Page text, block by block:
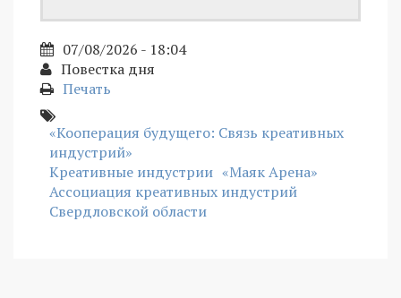
07/08/2026 - 18:04
Повестка дня
Печать
«Кооперация будущего: Связь креативных
индустрий»
Креативные индустрии «Маяк Арена»
Ассоциация креативных индустрий
Свердловской области